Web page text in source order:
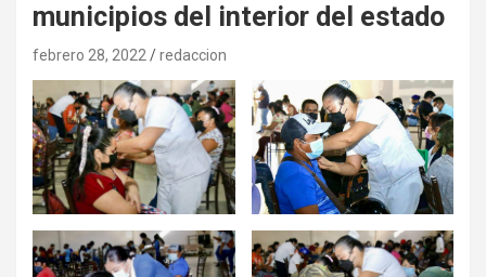
municipios del interior del estado
febrero 28, 2022 redaccion